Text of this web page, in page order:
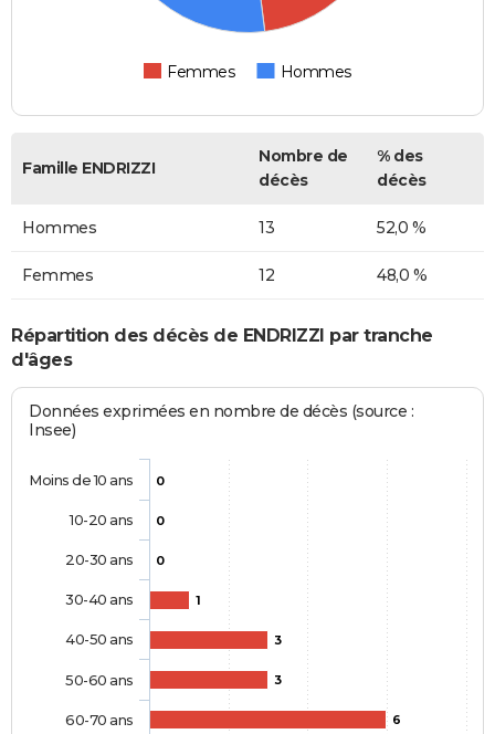
Femmes Hommes
Famille ENDRIZZI
Nombre de
décès
% des
décès
Hommes 13 52,0 %
Femmes 12 48,0 %
Répartition des décès de ENDRIZZI par tranche
d'âges
Données exprimées en nombre de décès (source :
Insee)
0
0
0
1
3
3
6
Moins de 10 ans
10-20 ans
20-30 ans
30-40 ans
40-50 ans
50-60 ans
60-70 ans